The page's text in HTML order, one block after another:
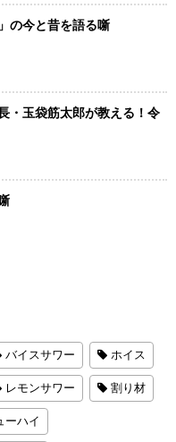
の今と昔を語る噺
・玉袋筋太郎が教える！令
バイスサワー ホイス
レモンサワー 割り材
ーハイ